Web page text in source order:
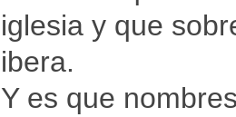
iglesia y que
ibera.
Y es que